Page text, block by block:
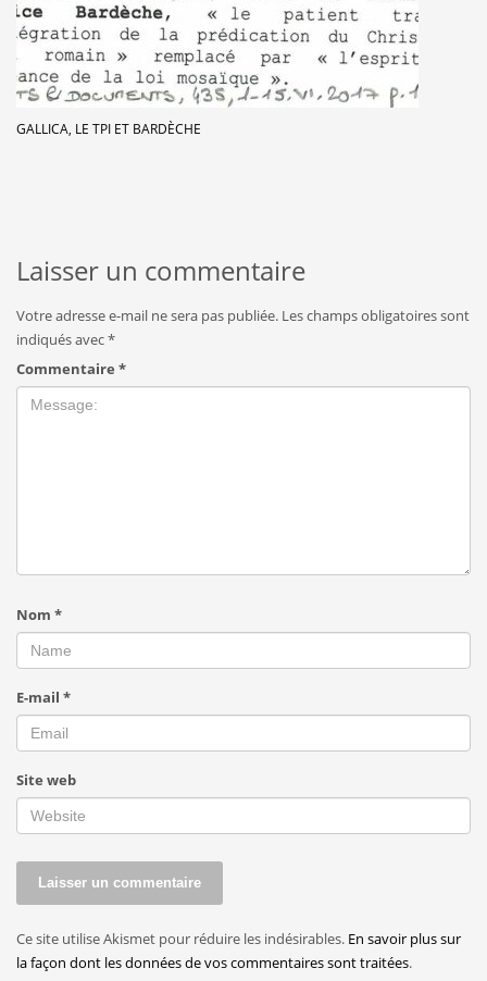
GALLICA, LE TPI ET BARDÈCHE
Laisser un commentaire
Votre adresse e-mail ne sera pas publiée. Les champs obligatoires sont
indiqués avec*
Commentaire *
Nom *
E-mail *
Site web
Ce site utilise Akismet pour réduire les indésirables. En savoir plus sur
la façon dont les données de vos commentaires sont traitées.